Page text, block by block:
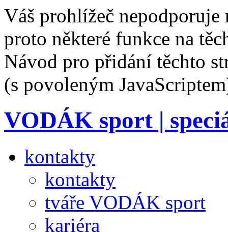
Váš prohlížeč nepodporuje
proto některé funkce na
Návod pro přidání těchto
(s povoleným
VODÁK sport |
kontakty
kontakty
tváře VODÁK sport
kariéra